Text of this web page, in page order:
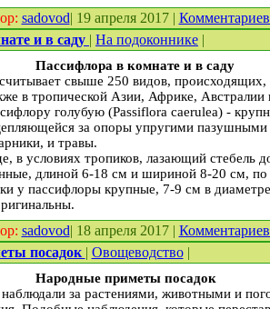
sadovod| 19 апреля 2017 | Комментариев
и в саду | На подоконнике |
Пассифлора в комнате и в саду
свыше 250 видов, происходящих,
в тропической Азии, Африке, Австралии
голубую (Passiflora caerulea) -
за опоры упругими
и травы.
в условиях тропиков, лазающий стебель
длиной 6-18 см и шириной 8-20 см, по
у пассифлоры крупные, 7-9 см в
sadovod| 18 апреля 2017 | Комментариев
посадок | Овощеводство|
Народные приметы посадок
за растениями, животными и